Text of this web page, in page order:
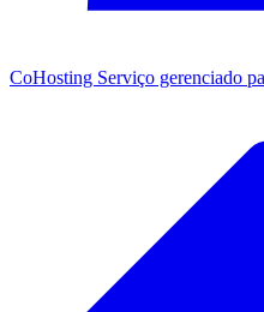
CoHosting Serviço gerenciado